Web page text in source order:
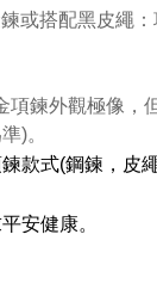
或搭配黑皮繩
項鍊外觀極像，
)。
款式(鋼鍊，皮
安健康。